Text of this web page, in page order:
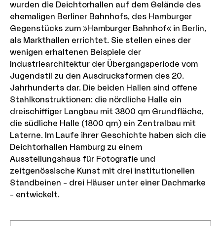
wurden die Deichtorhallen auf dem Gelände des
ehemaligen Berliner Bahnhofs, des Hamburger
Gegenstücks zum »Hamburger Bahnhof« in Berlin,
als Markthallen errichtet. Sie stellen eines der
wenigen erhaltenen Beispiele der
Industriearchitektur der Übergangsperiode vom
Jugendstil zu den Ausdrucksformen des 20.
Jahrhunderts dar. Die beiden Hallen sind offene
Stahlkonstruktionen: die nördliche Halle ein
dreischiffiger Langbau mit 3800 qm Grundfläche,
die südliche Halle (1800 qm) ein Zentralbau mit
Laterne. Im Laufe ihrer Geschichte haben sich die
Deichtorhallen Hamburg zu einem
Ausstellungshaus für Fotografie und
zeitgenössische Kunst mit drei institutionellen
Standbeinen – drei Häuser unter einer Dachmarke
– entwickelt.